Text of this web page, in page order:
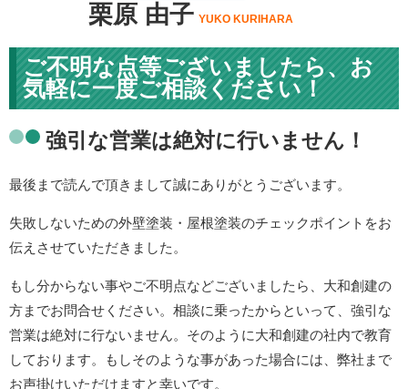
栗原 由子 YUKO KURIHARA
ご不明な点等ございましたら、お
気軽に一度ご相談ください！
強引な営業は絶対に行いません！
最後まで読んで頂きまして誠にありがとうございます。
失敗しないための外壁塗装・屋根塗装のチェックポイントをお
伝えさせていただきました。
もし分からない事やご不明点などございましたら、大和創建の
方までお問合せください。相談に乗ったからといって、強引な
営業は絶対に行ないません。そのように大和創建の社内で教育
しております。もしそのような事があった場合には、弊社まで
お声掛けいただけますと幸いです。